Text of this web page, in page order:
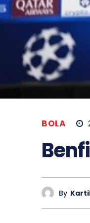
BOLA
By